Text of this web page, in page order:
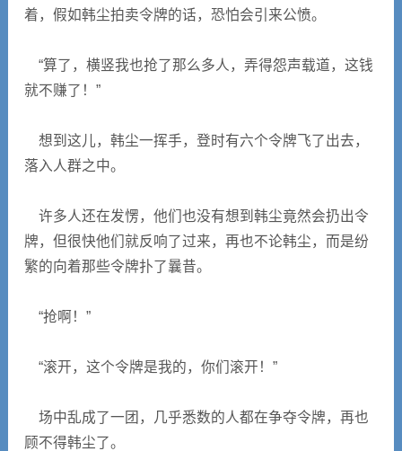
着，假如韩尘拍卖令牌的话，恐怕会引来公愤。
“算了，横竖我也抢了那么多人，弄得怨声载道，这钱
就不赚了！”
想到这儿，韩尘一挥手，登时有六个令牌飞了出去，
落入人群之中。
许多人还在发愣，他们也没有想到韩尘竟然会扔出令
牌，但很快他们就反响了过来，再也不论韩尘，而是纷
繁的向着那些令牌扑了曩昔。
“抢啊！”
“滚开，这个令牌是我的，你们滚开！”
场中乱成了一团，几乎悉数的人都在争夺令牌，再也
顾不得韩尘了。